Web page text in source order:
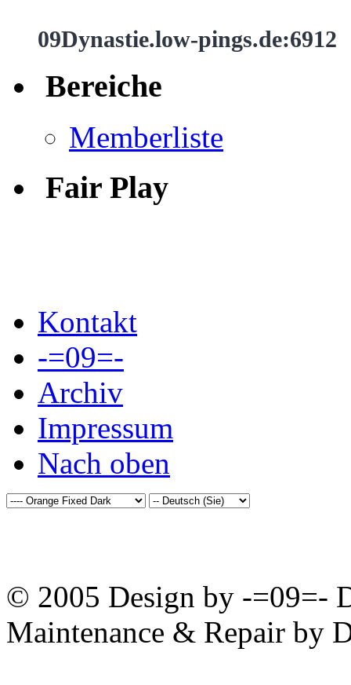
09Dynastie.low-pings.de:6912
Bereiche
Memberliste
Fair Play
Kontakt
-=09=-
Archiv
Impressum
Nach oben
© 2005 Design by -=09=-
Maintenance & Repair by